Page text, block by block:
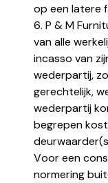
op een latere
6. P & M
van alle
incasso van
wederpartij,
gerechtelijk,
wederpartij
begrepen
Voor een
normering